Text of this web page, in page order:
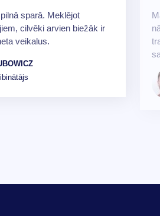
sparā. Meklējot
cilvēki arvien biežāk ir
veikalus.